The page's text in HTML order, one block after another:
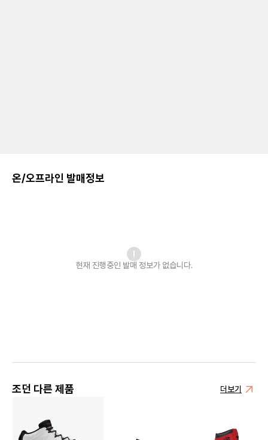
온/오프라인 발매정보
현재 진행중인 발매 정보가 없습니다.
조던 다른 제품 더보기